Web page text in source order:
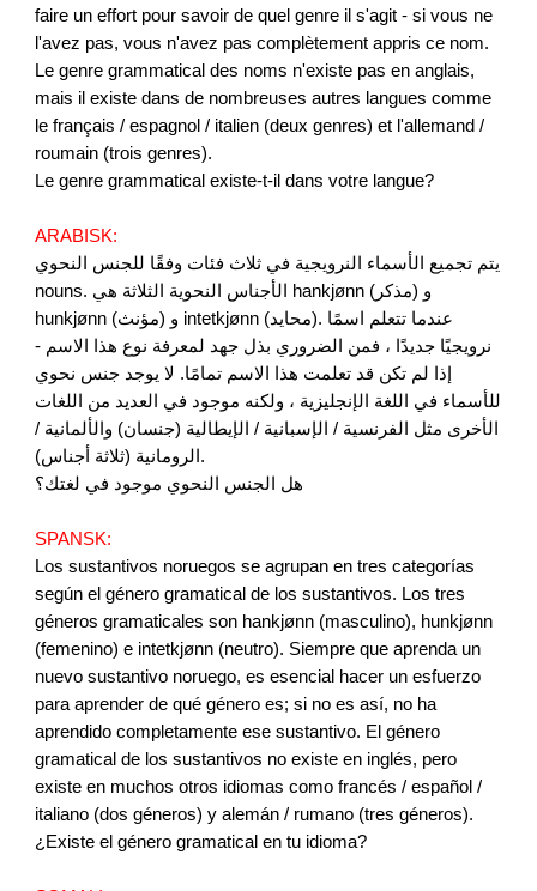
faire un effort pour savoir de quel genre il s'agit - si vous ne
l'avez pas, vous n'avez pas complètement appris ce nom.
Le genre grammatical des noms n'existe pas en anglais,
mais il existe dans de nombreuses autres langues comme
le français / espagnol / italien (deux genres) et l'allemand /
roumain (trois genres).
Le genre grammatical existe-t-il dans votre langue?
ARABISK:
يتم تجميع الأسماء النرويجية في ثلاث فئات وفقًا للجنس النحوي
nouns. الأجناس النحوية الثلاثة هي hankjønn (مذكر) و
hunkjønn (مؤنث) و intetkjønn (محايد). عندما تتعلم اسمًا
نرويجيًا جديدًا ، فمن الضروري بذل جهد لمعرفة نوع هذا الاسم -
إذا لم تكن قد تعلمت هذا الاسم تمامًا. لا يوجد جنس نحوي
للأسماء في اللغة الإنجليزية ، ولكنه موجود في العديد من اللغات
الأخرى مثل الفرنسية / الإسبانية / الإيطالية (جنسان) والألمانية /
الرومانية (ثلاثة أجناس).
هل الجنس النحوي موجود في لغتك؟
SPANSK:
Los sustantivos noruegos se agrupan en tres categorías
según el género gramatical de los sustantivos. Los tres
géneros gramaticales son hankjønn (masculino), hunkjønn
(femenino) e intetkjønn (neutro). Siempre que aprenda un
nuevo sustantivo noruego, es esencial hacer un esfuerzo
para aprender de qué género es; si no es así, no ha
aprendido completamente ese sustantivo. El género
gramatical de los sustantivos no existe en inglés, pero
existe en muchos otros idiomas como francés / español /
italiano (dos géneros) y alemán / rumano (tres géneros).
¿Existe el género gramatical en tu idioma?